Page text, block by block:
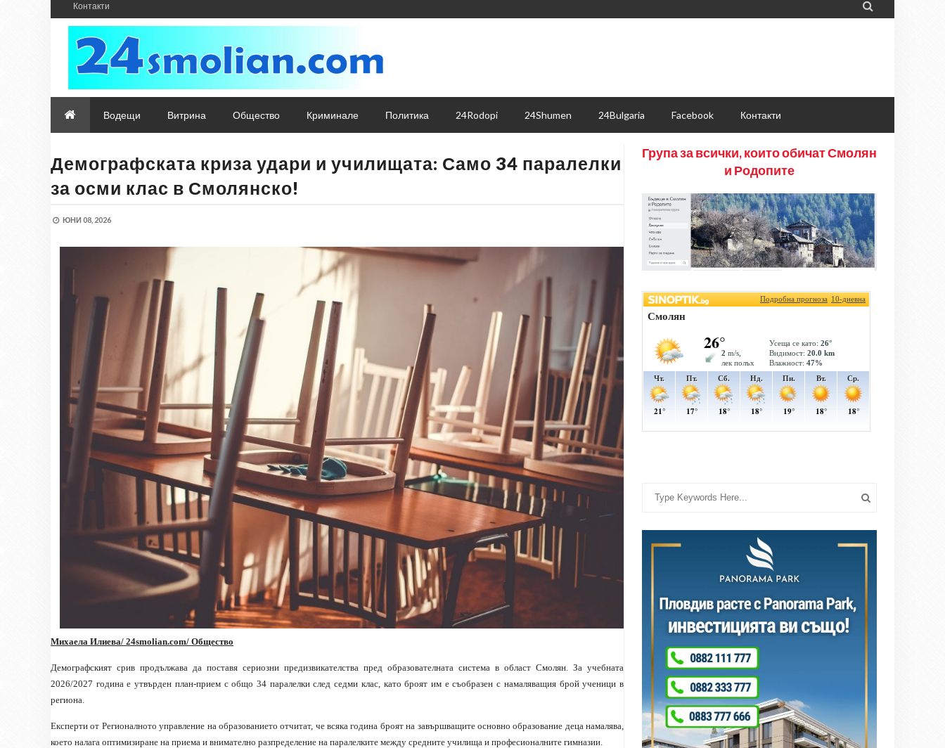
Контакти 
Водещи Витрина Общество Криминале Политика 24Rodopi 24Shumen 24Bulgaria Facebook Контакти
Демографската криза удари и училищата: Само 34 паралелки
за осми клас в Смолянско!
ЮНИ 08, 2026
Михаела Илиева/ 24smolian.com/ Общество
Демографският срив продължава да поставя сериозни предизвикателства пред образователната система в област Смолян. За учебната
2026/2027 година е утвърден план-прием с общо 34 паралелки след седми клас, като броят им е съобразен с намаляващия брой ученици в
региона.
Експерти от Регионалното управление на образованието отчитат, че всяка година броят на завършващите основно образование деца намалява,
което налага оптимизиране на приема и внимателно разпределение на паралелките между средните училища и професионалните гимназии.
Група за всички, които обичат Смолян
и Родопите